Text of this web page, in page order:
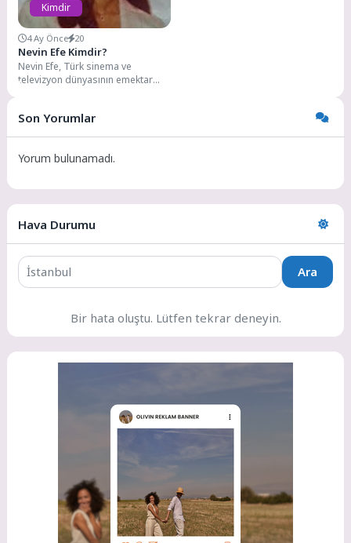
Kimdir
4 Ay Önce 20
Nevin Efe Kimdir?
Nevin Efe, Türk sinema ve
televizyon dünyasının emektar
Son Yorumlar
Yorum bulunamadı.
Hava Durumu
Ara
Bir hata oluştu. Lütfen tekrar deneyin.